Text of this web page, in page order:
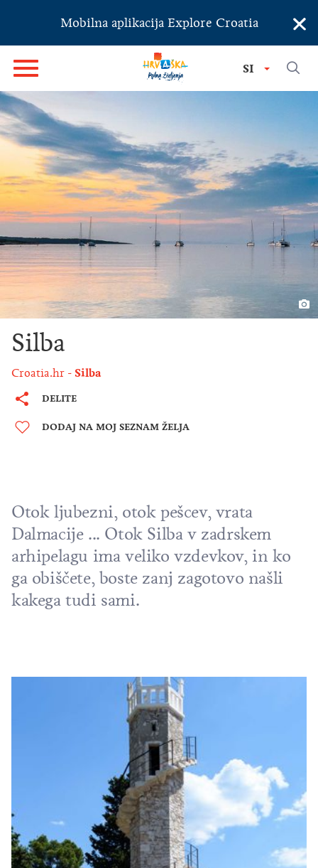
Mobilna aplikacija Explore Croatia ×
SI
Silba
Croatia.hr Silba
DELITE
DODAJ NA MOJ SEZNAM ŽELJA
Otok ljubezni, otok pešcev, vrata
Dalmacije ... Otok Silba v zadrskem
arhipelagu ima veliko vzdevkov, in ko
ga obiščete, boste zanj zagotovo našli
kakega tudi sami.